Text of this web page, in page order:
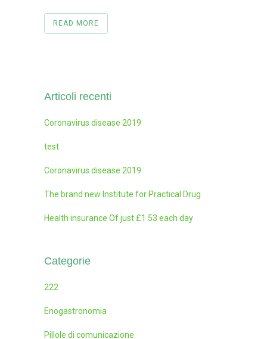
READ MORE
Articoli recenti
Coronavirus disease 2019
test
Coronavirus disease 2019
The brand new Institute for Practical Drug
Health insurance Of just £1 53 each day
Categorie
222
Enogastronomia
Pillole di comunicazione